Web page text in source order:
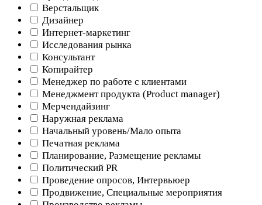
Верстальщик
Дизайнер
Интернет-маркетинг
Исследования рынка
Консультант
Копирайтер
Менеджер по работе с клиентами
Менеджмент продукта (Product manager)
Мерчендайзинг
Наружная реклама
Начальный уровень/Мало опыта
Печатная реклама
Планирование, Размещение рекламы
Политический PR
Проведение опросов, Интервьюер
Продвижение, Специальные мероприятия